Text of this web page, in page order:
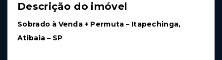
Descrição do imóvel
Sobrado à Venda + Permuta – Itapechinga,
Atibaia – SP